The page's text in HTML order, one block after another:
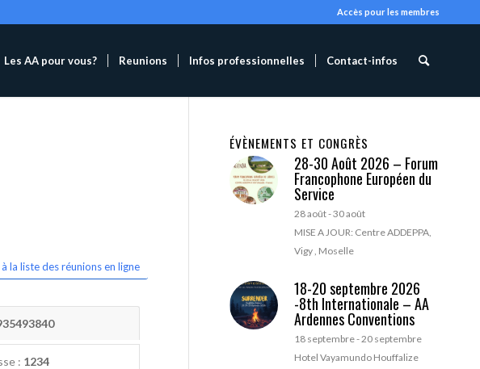
Accès pour les membres
Les AA pour vous? Reunions Infos professionnelles Contact-infos
la liste des réunions en ligne
: 1234
ÉVÈNEMENTS ET CONGRÈS
28-30 Août 2026 – Forum
Francophone Européen du
Service
28 août-30 août
MISE A JOUR: Centre ADDEPPA,
Vigy , Moselle
18-20 septembre 2026
-8th Internationale – AA
Ardennes Conventions
18 septembre-20 septembre
Hotel Vayamundo Houffalize